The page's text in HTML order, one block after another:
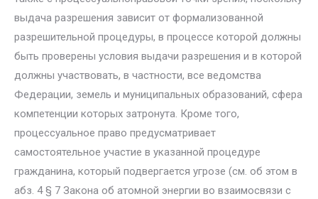
выдача разрешения зависит от форма­лизованной
разрешительной процедуры, в процессе которой должны
быть проверены условия выдачи разрешения и в которой
должны участвовать, в частности, все ведомства
Федерации, земель и муниципальных образова­ний, сфера
компетенции которых затронута. Кроме того,
процессуальное право предусматривает
самостоятельное участие в указанной процедуре
гражданина, который подвергается угрозе (см. об этом в
абз. 4 § 7 Закона об атомной энергии во взаимосвязи с